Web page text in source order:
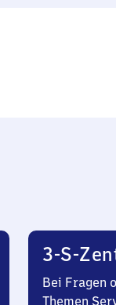
3-S-
Bei Fragen
Themen